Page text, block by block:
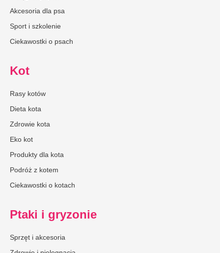
Akcesoria dla psa
Sport i szkolenie
Ciekawostki o psach
Kot
Rasy kotów
Dieta kota
Zdrowie kota
Eko kot
Produkty dla kota
Podróż z kotem
Ciekawostki o kotach
Ptaki i gryzonie
Sprzęt i akcesoria